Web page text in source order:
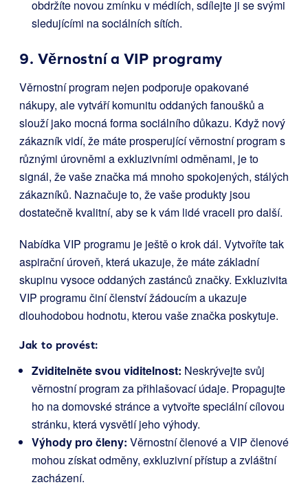
obdržíte novou zmínku v médiích, sdílejte ji se svými
sledujícími na sociálních sítích.
9. Věrnostní a VIP programy
Věrnostní program nejen podporuje opakované
nákupy, ale vytváří komunitu oddaných fanoušků a
slouží jako mocná forma sociálního důkazu. Když nový
zákazník vidí, že máte prosperující věrnostní program s
různými úrovněmi a exkluzivními odměnami, je to
signál, že vaše značka má mnoho spokojených, stálých
zákazníků. Naznačuje to, že vaše produkty jsou
dostatečně kvalitní, aby se k vám lidé vraceli pro další.
Nabídka VIP programu je ještě o krok dál. Vytvoříte tak
aspirační úroveň, která ukazuje, že máte základní
skupinu vysoce oddaných zastánců značky. Exkluzivita
VIP programu činí členství žádoucím a ukazuje
dlouhodobou hodnotu, kterou vaše značka poskytuje.
Jak to provést:
Zviditelněte svou viditelnost: Neskrývejte svůj
věrnostní program za přihlašovací údaje. Propagujte
ho na domovské stránce a vytvořte speciální cílovou
stránku, která vysvětlí jeho výhody.
Výhody pro členy: Věrnostní členové a VIP členové
mohou získat odměny, exkluzivní přístup a zvláštní
zacházení.